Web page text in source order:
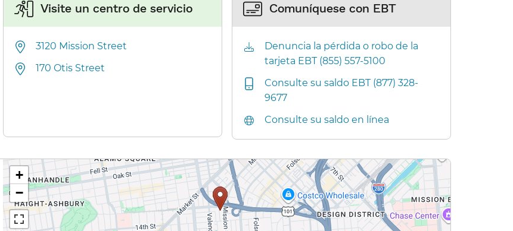
Visite un centro de servicio​​
3120 Mission Street​​
170 Otis Street​​
Comuníquese con EBT​​
Denuncia la pérdida o robo de la
tarjeta EBT (855) 557-5100​​
Consulte su saldo EBT (877) 328-
9677​​
Consulte su saldo en línea​​
+
−